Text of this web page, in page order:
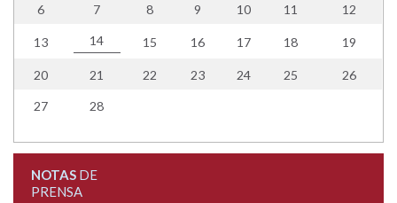
6 7 8 9 10 11 12
13 14 15 16 17 18 19
20 21 22 23 24 25 26
27 28
NOTASDE
PRENSA